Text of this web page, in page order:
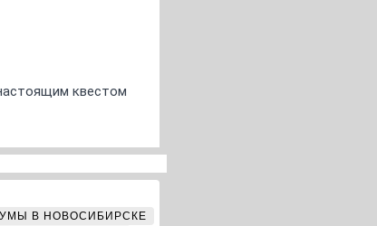
квестом
В НОВОСИБИРСКЕ